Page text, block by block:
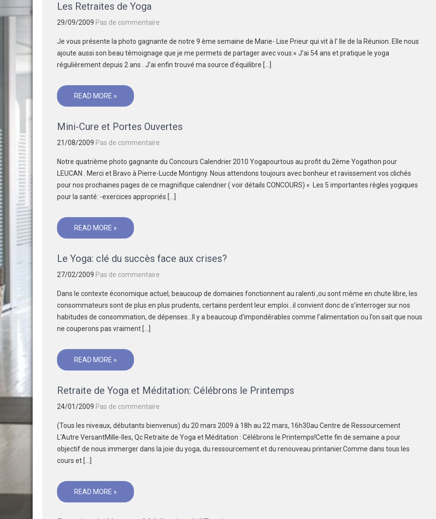
Les Retraites de Yoga
29/09/2009 Pas de commentaire
Je vous présente la photo gagnante de notre 9 ème semaine de Marie- Lise Prieur qui vit à l’ Ile de la Réunion. Elle nous
ajoute aussi son beau témoignage que je me permets de partager avec vous:« J’ai 54 ans et pratique le yoga
régulièrement depuis 2 ans . J’ai enfin trouvé ma source d’équilibre […]
READ MORE »
Mini-Cure et Portes Ouvertes
21/08/2009 Pas de commentaire
Notre quatrième photo gagnante du Concours Calendrier 2010 Yogapourtous au profit du 2ème Yogathon pour
LEUCAN . Merci et Bravo à Pierre-Lucde Montigny. Nous attendons toujours avec bonheur et ravissement vos clichés
pour nos prochaines pages de ce magnifique calendrier ( voir détails CONCOURS) « Les 5 importantes règles yogiques
pour la santé: -exercices appropriés […]
READ MORE »
Le Yoga: clé du succès face aux crises?
27/02/2009 Pas de commentaire
Dans le contexte économique actuel, beaucoup de domaines fonctionnent au ralenti ,ou sont même en chute libre, les
consommateurs sont de plus en plus prudents, certains perdent leur emploi…il convient donc de s’interroger sur nos
habitudes de consommation, de dépenses…Il y a beaucoup d’impondérables comme l’alimentation ou l’on sait que nous
ne couperons pas vraiment […]
READ MORE »
Retraite de Yoga et Méditation: Célébrons le Printemps
24/01/2009 Pas de commentaire
(Tous les niveaux, débutants bienvenus) du 20 mars 2009 à 18h au 22 mars, 16h30au Centre de Ressourcement
L’Autre VersantMille-Iles, Qc Retraite de Yoga et Méditation : Célébrons le Printemps!Cette fin de semaine a pour
objectif de nous immerger dans la joie du yoga, du ressourcement et du renouveau printanier.Comme dans tous les
cours et […]
READ MORE »